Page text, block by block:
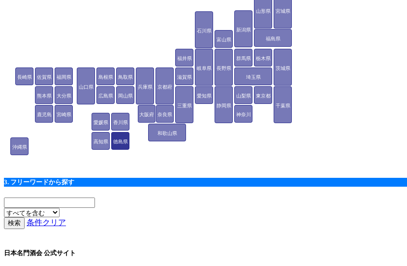
宮城県
山形県
福島県
茨城県
栃木県
群馬県
埼玉県
千葉県
東京都
神奈川
新潟県
富山県
石川県
福井県
山梨県
長野県
岐阜県
静岡県
愛知県
三重県
滋賀県
京都府
大阪府
兵庫県
奈良県
和歌山県
鳥取県
島根県
岡山県
広島県
山口県
徳島県
香川県
愛媛県
高知県
福岡県
佐賀県
長崎県
熊本県 大分県
宮崎県
鹿児島
沖縄県
3. フリーワードから探す
条件クリア
日本名門酒会 公式サイト